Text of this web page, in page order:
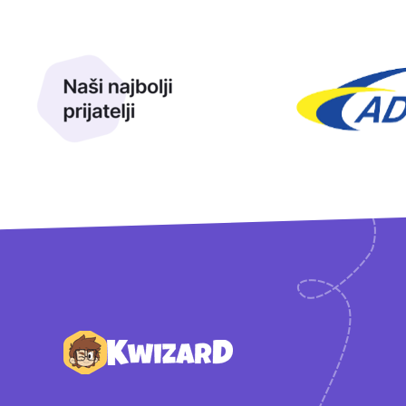
Podnožje